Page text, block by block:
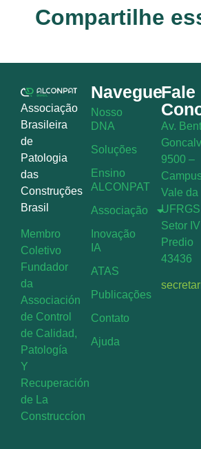
Compartilhe
Associação
Brasileira
de
Patologia
das
Construções
Brasil
Membro
Coletivo
Fundador
da
Associación
de Control
de Calidad,
Patología
Y
Recuperación
de La
Construccíon
Navegue
Nosso
DNA
Soluções
Ensino
ALCONPAT
Associação
Inovação
IA
ATAS
Publicações
Contato
Ajuda
Fale
Av.
9500 –
Vale da
Setor
Predio
43436